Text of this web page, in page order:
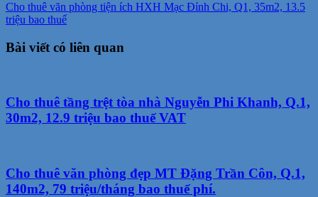
Cho thuê văn phòng tiện ích HXH Mạc Đỉnh Chi, Q1, 35m2, 13.5
triệu bao thuế
Bài viết có liên quan
Cho thuê tầng trệt tòa nhà Nguyễn Phi Khanh, Q.1,
30m2, 12.9 triệu bao thuế VAT
Cho thuê văn phòng đẹp MT Đặng Trần Côn, Q.1,
140m2, 79 triệu/tháng bao thuế phí.